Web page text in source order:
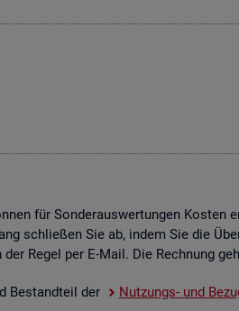
für Son­der­aus­wer­tun­gen Kos­ten
schlie­ßen Sie ab, indem Sie die
Regel per E-Mail. Die Rech­nung
Be­stand­teil der Nut­zungs- und